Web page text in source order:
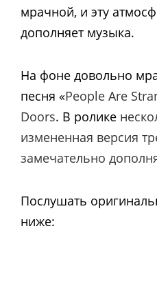
мрачной, и эту
дополняет музыка.
На фоне довольно
песня «People Are
Doors. В ролике
измененная версия
замечательно
Послушать
ниже: